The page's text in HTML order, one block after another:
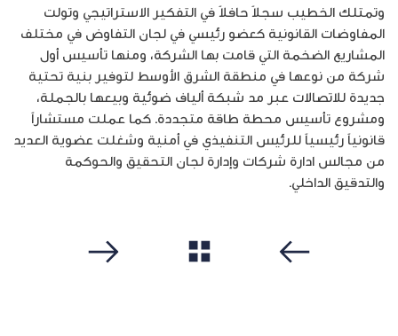
وتمتلك الخطيب سجلاً حافلاً في التفكير الاستراتيجي وتولت
المفاوضات القانونية كعضو رئيسي في لجان التفاوض في مختلف
المشاريع الضخمة التي قامت بها الشركة، ومنها تأسيس أول
شركة من نوعها في منطقة الشرق الأوسط لتوفير بنية تحتية
جديدة للاتصالات عبر مد شبكة ألياف ضوئية وبيعها بالجملة،
ومشروع تأسيس محطة طاقة متجددة. كما عملت مستشاراً
قانونياً رئيسياً للرئيس التنفيذي في أمنية وشغلت عضوية العديد
من مجالس ادارة شركات وإدارة لجان التحقيق والحوكمة
والتدقيق الداخلي.